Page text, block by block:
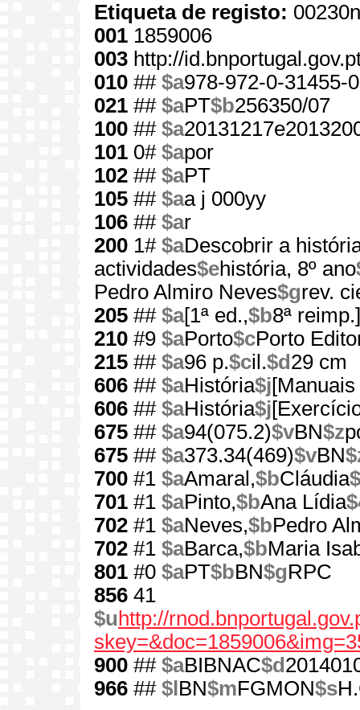
Etiqueta de registo:
001 1859006
003 http://
010 ## $a978-972-0-31455-0
021 ## $aPT$b256350/07
100 ## $a
101 0# $apor
102 ## $aPT
105 ## $aa j 000yy
106 ## $ar
200 1# $aDescobrir a
actividades$ehistória, 8º ano
Pedro Almiro Neves$grev.
205 ## $a[1ª ed.,$b8ª reimp.]
210 #9 $aPorto$cPorto
215 ## $a96 p.$cil.$d 29 cm
606 ## $aHistória$j
606 ## $aHistória$j
675 ## $a94(075.2)$vBN$z
675 ## $a373.34(469)$vBN
700 #1 $aAmaral,$bCláudia
701 #1 $aPinto,$bAna Lídia
702 #1 $aNeves,$bPedro
702 #1 $aBarca,$bMaria
801 #0 $aPT$bBN$gRPC
856 41
$u http://
900 ## $aBIBNAC$d
966 ## $l BN$mFGMON$s